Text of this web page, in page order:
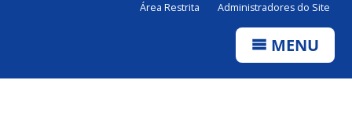
Área Restrita Administradores do Site
MENU